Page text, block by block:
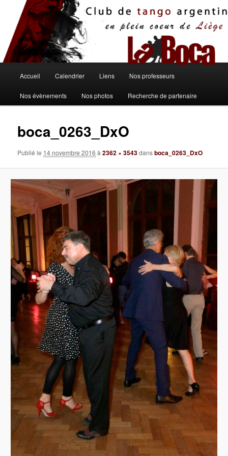
contenu
principal
principal
Accueil Calendrier Liens Nos professeurs
Nos évènements Nos photos Recherche de partenaire
boca_0263_DxO
Publié le 14 novembre 2016 à2362 × 3543dansboca_0263_DxO